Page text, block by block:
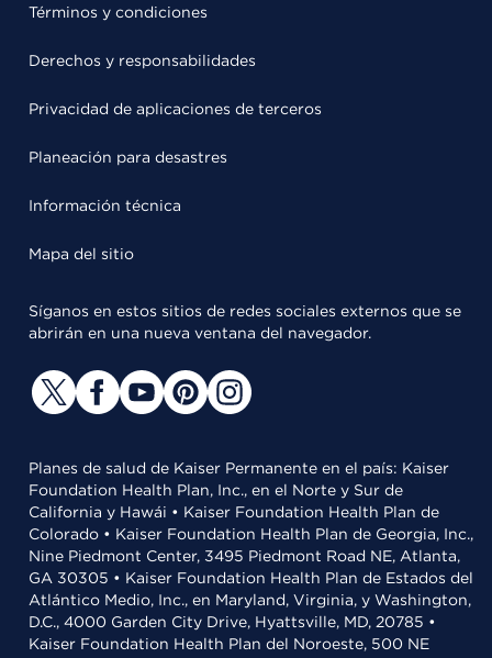
Términos y condiciones
Derechos y responsabilidades
Privacidad de aplicaciones de terceros
Planeación para desastres
Información técnica
Mapa del sitio
Síganos en estos sitios de redes sociales externos que se
abrirán en una nueva ventana del navegador.
Planes de salud de Kaiser Permanente en el país: Kaiser
Foundation Health Plan, Inc., en el Norte y Sur de
California y Hawái • Kaiser Foundation Health Plan de
Colorado • Kaiser Foundation Health Plan de Georgia, Inc.,
Nine Piedmont Center, 3495 Piedmont Road NE, Atlanta,
GA 30305 • Kaiser Foundation Health Plan de Estados del
Atlántico Medio, Inc., en Maryland, Virginia, y Washington,
D.C., 4000 Garden City Drive, Hyattsville, MD, 20785 •
Kaiser Foundation Health Plan del Noroeste, 500 NE